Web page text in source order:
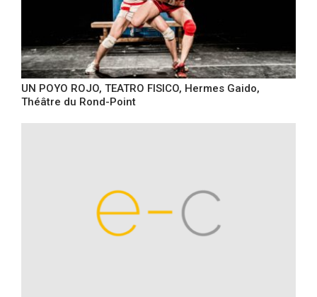
UN POYO ROJO, TEATRO FISICO, Hermes Gaido,
Théâtre du Rond-Point